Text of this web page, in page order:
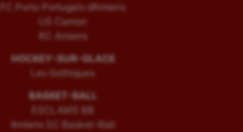
FC Porto Portugais d’Amiens
US Camon
RC Amiens
HOCKEY-SUR-GLACE
Les Gothiques
BASKET-BALL
ESCLAMS BB
Amiens SC Basket-Ball